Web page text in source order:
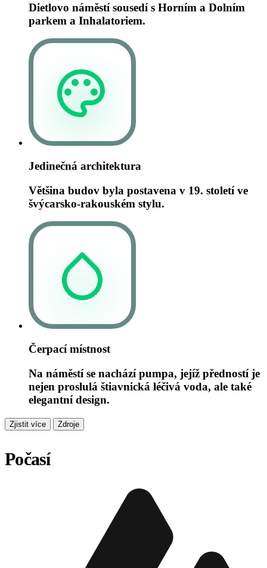
Dietlovo náměstí sousedí s Horním a Dolním
parkem a Inhalatoriem.
Jedinečná architektura
Většina budov byla postavena v 19. století ve
švýcarsko-rakouském stylu.
Čerpací místnost
Na náměstí se nachází pumpa, jejíž předností je
nejen proslulá štiavnická léčivá voda, ale také
elegantní design.
Zjistit více Zdroje
Počasí